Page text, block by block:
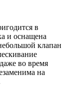
в
и оснащена
клапан
во время
на